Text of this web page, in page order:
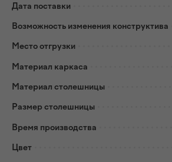
Дата поставки
Возможность изменения конструктива
Место отгрузки
Материал каркаса
Материал столешницы
Размер столешницы
Время производства
Цвет